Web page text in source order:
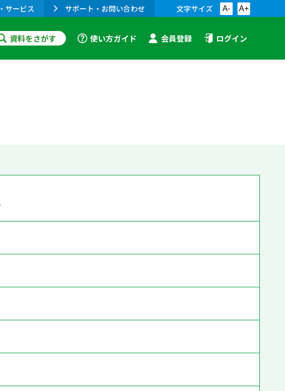
サービス サポート・お問い合わせ 文字サイズ A- A+
資料をさがす 使い方ガイド 会員登録 ログイン